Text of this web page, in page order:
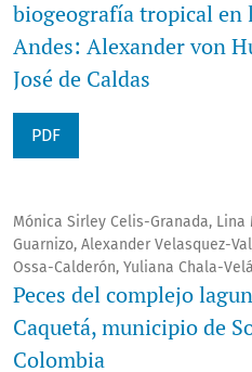
biogeografía tropical en
Andes: Alexander von
José de Caldas
PDF
Mónica Sirley Celis-Granada, Lina
Guarnizo, Alexander Velasquez-
Ossa-Calderón, Yuliana Chala-
Peces del complejo
Caquetá, municipio de
Colombia